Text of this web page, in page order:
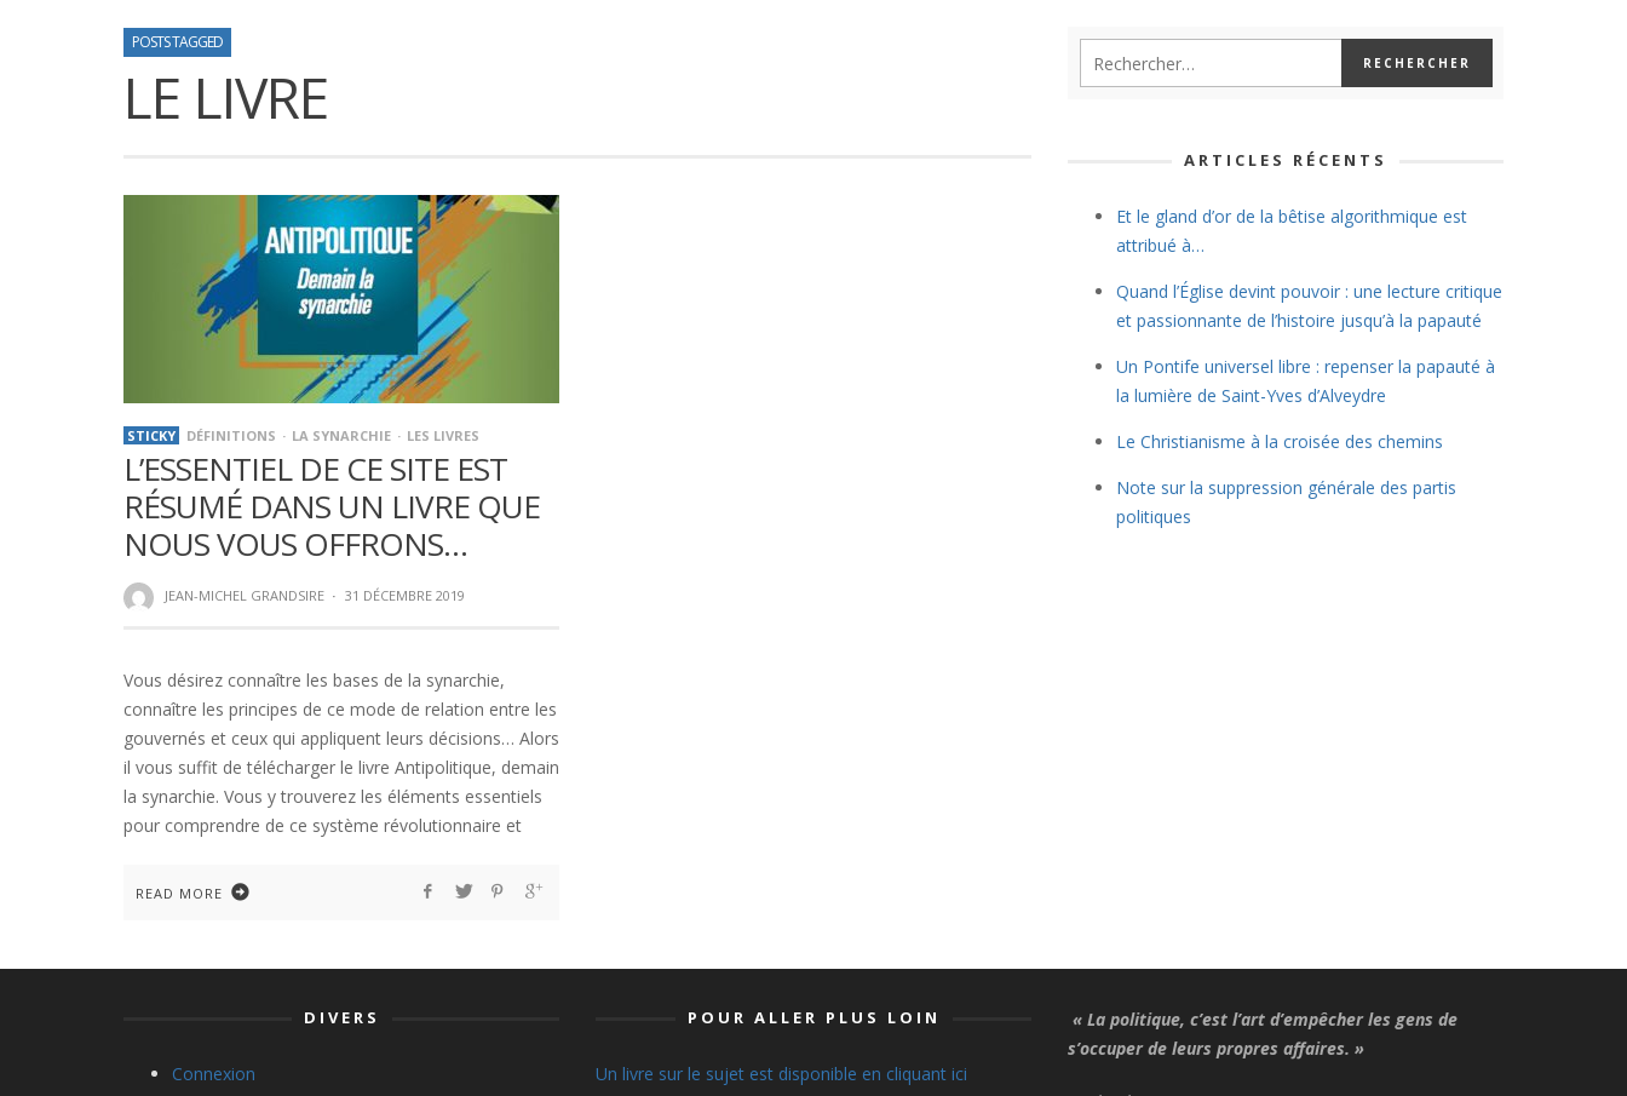
POSTS TAGGED
LE LIVRE
STICKY DÉFINITIONS LA SYNARCHIE LES LIVRES
L’ESSENTIEL DE CE SITE EST
RÉSUMÉ DANS UN LIVRE QUE
NOUS VOUS OFFRONS…
JEAN-MICHEL GRANDSIRE · 31 DÉCEMBRE 2019
Vous désirez connaître les bases de la synarchie,
connaître les principes de ce mode de relation entre les
gouvernés et ceux qui appliquent leurs décisions… Alors
il vous suffit de télécharger le livre Antipolitique, demain
la synarchie. Vous y trouverez les éléments essentiels
pour comprendre de ce système révolutionnaire et
READ MORE
ARTICLES RÉCENTS
Et le gland d’or de la bêtise algorithmique est
attribué à…
Quand l’Église devint pouvoir : une lecture critique
et passionnante de l’histoire jusqu’à la papauté
Un Pontife universel libre : repenser la papauté à
la lumière de Saint-Yves d’Alveydre
Le Christianisme à la croisée des chemins
Note sur la suppression générale des partis
politiques
DIVERS
Connexion
POUR ALLER PLUS LOIN
Un livre sur le sujet est disponible en cliquant ici
« La politique, c’est l’art d’empêcher les gens de
s’occuper de leurs propres affaires. »